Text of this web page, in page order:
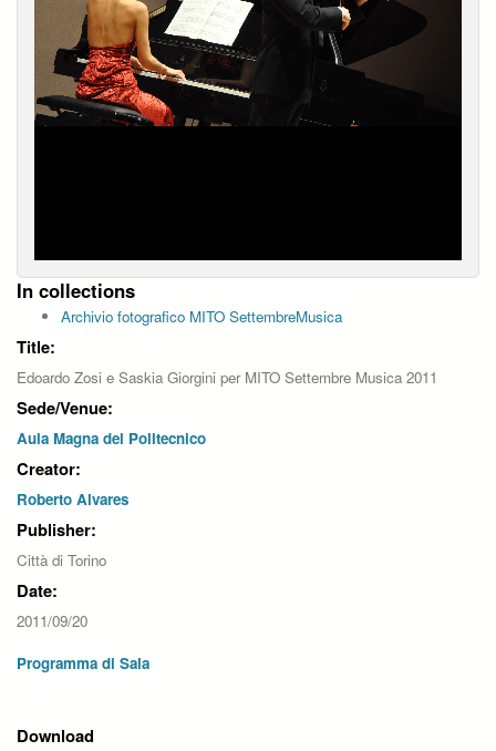
In collections
Archivio fotografico MITO SettembreMusica
Title:
Edoardo Zosi e Saskia Giorgini per MITO Settembre Musica 2011
Sede/Venue:
Aula Magna del Politecnico
Creator:
Roberto Alvares
Publisher:
Città di Torino
Date:
2011/09/20
Programma di Sala
Download